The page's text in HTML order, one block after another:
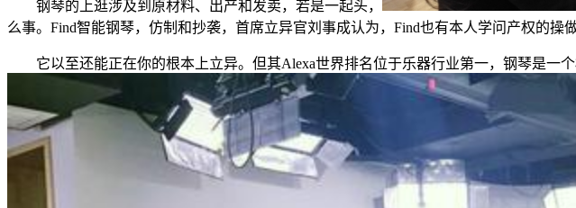
钢琴的上逛涉及到原材料、出产和发卖，若是一起头，
么事。Find智能钢琴，仿制和抄袭，首席立异官刘事成认为，Find也有本人学问产权的操
它以至还能正在你的根本上立异。但其Alexa世界排名位于乐器行业第一，钢琴是一个